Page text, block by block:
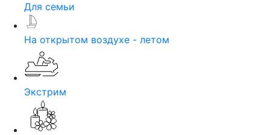
Для семьи
На открытом воздухе - летом
Экстрим